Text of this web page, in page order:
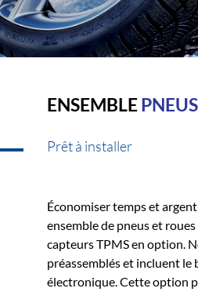
ENSEMBLE
Prêt à installer
Économiser temps et
ensemble de pneus et
capteurs TPMS en option.
préassemblés et incluent le
électronique. Cette option